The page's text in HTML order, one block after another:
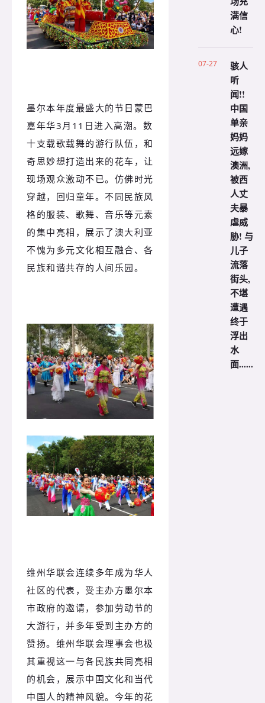
墨尔本年度最盛大的节日蒙巴
嘉年华3月11日进入高潮。数
十支载歌载舞的游行队伍，和
奇思妙想打造出来的花车，让
现场观众激动不已。仿佛时光
穿越，回归童年。不同民族风
格的服装、歌舞、音乐等元素
的集中亮相，展示了澳大利亚
不愧为多元文化相互融合、各
民族和谐共存的人间乐园。
维州华联会连续多年成为华人
社区的代表，受主办方墨尔本
市政府的邀请，参加劳动节的
大游行，并多年受到主办方的
赞扬。维州华联会理事会也极
其重视这一与各民族共同亮相
的机会，展示中国文化和当代
中国人的精神风貌。今年的花
满信
心!
07-27
骇人
听
闻!!
中国
单亲
妈妈
远嫁
澳洲,
被西
人丈
夫暴
虐威
胁! 与
儿子
流落
街头,
不堪
遭遇
终于
浮出
水
面......